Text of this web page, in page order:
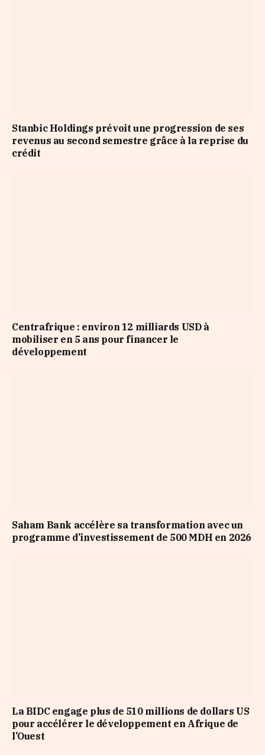
Stanbic Holdings prévoit une progression de ses
revenus au second semestre grâce à la reprise du
crédit
Centrafrique : environ 12 milliards USD à
mobiliser en 5 ans pour financer le
développement
Saham Bank accélère sa transformation avec un
programme d’investissement de 500 MDH en 2026
La BIDC engage plus de 510 millions de dollars US
pour accélérer le développement en Afrique de
l’Ouest